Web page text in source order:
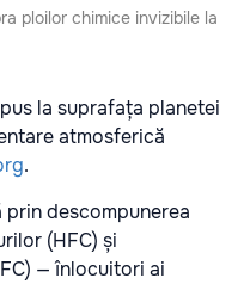
ploilor chimice invizibile la
la suprafața planetei
atmosferică
.
descompunerea
(HFC) și
— înlocuitori ai